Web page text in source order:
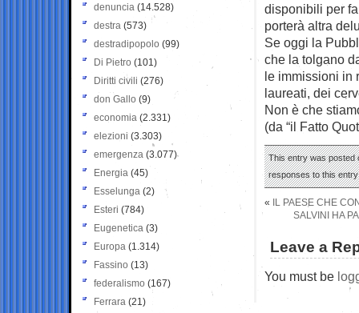
disponibili per
porterà altra
Se oggi la
che la tolgano
le immissioni in
laureati, dei
Non è che
(da “il Fatto
This entry was posted
responses to this
«
IL PAESE CHE
SALVINI HA
Leave a
You must be
denuncia (14.528)
destra (573)
destradipopolo (99)
Di Pietro (101)
Diritti civili (276)
don Gallo (9)
economia (2.331)
elezioni (3.303)
emergenza (3.077)
Energia (45)
Esselunga (2)
Esteri (784)
Eugenetica (3)
Europa (1.314)
Fassino (13)
federalismo (167)
Ferrara (21)